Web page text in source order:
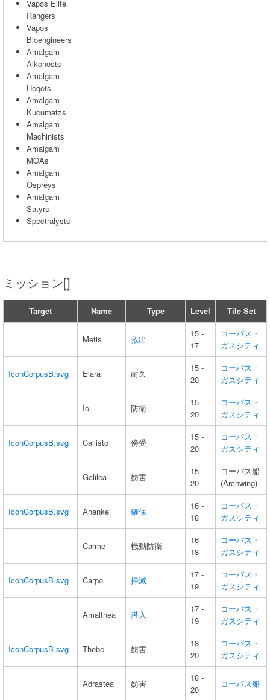
Vapos Elite
Rangers
Vapos
Bioengineers
Amalgam
Alkonosts
Amalgam
Heqets
Amalgam
Kucumatzs
Amalgam
Machinists
Amalgam
MOAs
Amalgam
Ospreys
Amalgam
Satyrs
Spectralysts
ミッション[]
Target Name Type Level Tile Set
Metis 救出
15 -
17
コーパス・
ガスシティ
IconCorpusB.svg Elara 耐久
15 -
20
コーパス・
ガスシティ
Io 防衛
15 -
20
コーパス・
ガスシティ
IconCorpusB.svg Callisto 傍受
15 -
20
コーパス・
ガスシティ
Galilea 妨害
15 -
20
コーパス船
(Archwing)
IconCorpusB.svg Ananke 確保
16 -
18
コーパス・
ガスシティ
Carme 機動防衛
16 -
18
コーパス・
ガスシティ
IconCorpusB.svg Carpo 掃滅
17 -
19
コーパス・
ガスシティ
Amalthea 潜入
17 -
19
コーパス・
ガスシティ
IconCorpusB.svg Thebe 妨害
18 -
20
コーパス・
ガスシティ
Adrastea 妨害
18 -
20
コーパス船